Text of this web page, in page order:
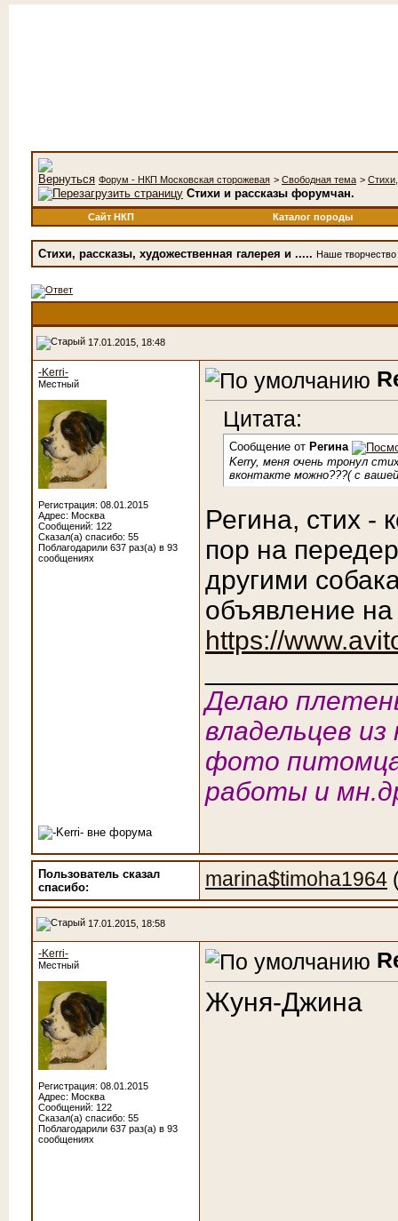
Форум - НКП Московская сторожевая > Свободная тема >
Стихи и рассказы форумчан.
Сайт НКП Каталог породы
Стихи, рассказы, художественная галерея и ..... Наше
17.01.2015, 18:48
-Kerri-
Местный
Регистрация: 08.01.2015
Адрес: Москва
Сообщений: 122
Сказал(а) спасибо: 55
Поблагодарили 637 раз(а) в 93
сообщениях
Цитата:
Сообщение от Регина
Kerry, меня очень тронул
вконтакте можно???( с
Регина, стих -
пор на
другими
объявление
https://
Делаю
владельцев
фото
работы и
Пользователь сказал
cпасибо:
marina$timoha1964
17.01.2015, 18:58
-Kerri-
Местный
Регистрация: 08.01.2015
Адрес: Москва
Сообщений: 122
Сказал(а) спасибо: 55
Поблагодарили 637 раз(а) в 93
сообщениях
Жуня-Джина